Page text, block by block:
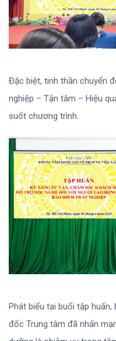
Đặc biệt, tinh thần chuyển
nghiệp – Tận tâm – Hiệu
suốt chương trình.
Phát biểu tại buổi tập
đốc Trung tâm đã nhấn